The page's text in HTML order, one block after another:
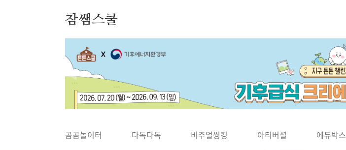
참쌤스쿨
◀
곰곰놀이터 다독다독 비주얼씽킹 아티버셜 에듀박스